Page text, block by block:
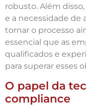
robusto. Além
e a necessidade de
tornar o processo
essencial que as
qualificados e
para superar esses
O papel da
compliance